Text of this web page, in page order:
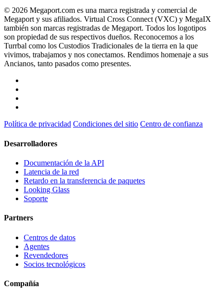
© 2026 Megaport.com es una marca registrada y comercial de
Megaport y sus afiliados. Virtual Cross Connect (VXC) y MegaIX
también son marcas registradas de Megaport. Todos los logotipos
son propiedad de sus respectivos dueños. Reconocemos a los
Turrbal como los Custodios Tradicionales de la tierra en la que
vivimos, trabajamos y nos conectamos. Rendimos homenaje a sus
Ancianos, tanto pasados como presentes.
Política de privacidad Condiciones del sitio Centro de confianza
Desarrolladores
Documentación de la API
Latencia de la red
Retardo en la transferencia de paquetes
Looking Glass
Soporte
Partners
Centros de datos
Agentes
Revendedores
Socios tecnológicos
Compañía